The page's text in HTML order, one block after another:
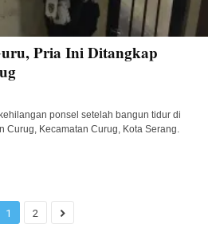
Pria Ini Ditangkap
ponsel setelah bangun tidur di
Kecamatan Curug, Kota Serang.
1 2